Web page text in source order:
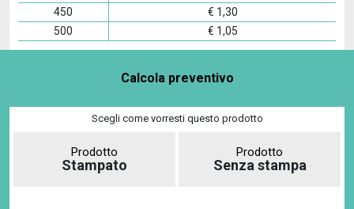
450
€ 1,30
500
€ 1,05
Calcola preventivo
Scegli come vorresti questo prodotto
Prodotto
Stampato
Prodotto
Senza stampa